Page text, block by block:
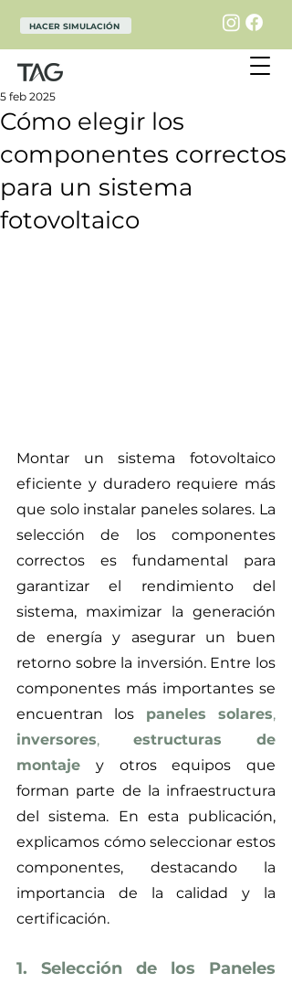
HACER SIMULACIÓN
Cómo elegir los
componentes correctos
para un sistema
fotovoltaico
5 feb 2025
Montar un sistema fotovoltaico
eficiente y duradero requiere más
que solo instalar paneles solares. La
selección de los componentes
correctos es fundamental para
garantizar el rendimiento del
sistema, maximizar la generación
de energía y asegurar un buen
retorno sobre la inversión. Entre los
componentes más importantes se
encuentran los
paneles solares
inversores, estructuras de
montaje y otros equipos que
forman parte de la infraestructura
del sistema. En esta publicación,
explicamos cómo seleccionar estos
componentes, destacando la
importancia de la calidad y la
certificación.
1. Selección de los Paneles